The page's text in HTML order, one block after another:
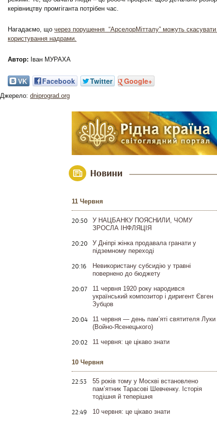
керівництву промгіганта потрібен час.
Нагадаємо, що через порушення “АрселорМітталу” можуть скасувати
користування надрами.
Автор: Іван МУРАХА
VK Facebook Twitter Google+
Джерело: dniprograd.org
Новини
11 Червня
20:50
У НАЦБАНКУ ПОЯСНИЛИ, ЧОМУ
ЗРОСЛА ІНФЛЯЦІЯ
20:20
У Дніпрі жінка продавала гранати у
підземному переході
20:16
Невикористану субсидію у травні
повернено до бюджету
20:07
11 червня 1920 року народився
український композитор і диригент Євген
Зубцов
20:04
11 червня — день пам’яті святителя Луки
(Войно-Ясенецького)
20:02 11 червня: це цікаво знати
10 Червня
22:53
55 років тому у Москві встановлено
пам’ятник Тарасові Шевченку. Історія
тодішня й теперішня
22:49 10 червня: це цікаво знати